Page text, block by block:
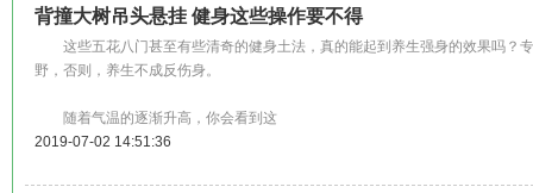
背撞大树吊头悬挂 健身这些操作要不得
这些五花八门甚至有些清奇的健身土法，真的能起到养生强身的效果吗？
野，否则，养生不成反伤身。
随着气温的逐渐升高，你会看到这
2019-07-02 14:51:36